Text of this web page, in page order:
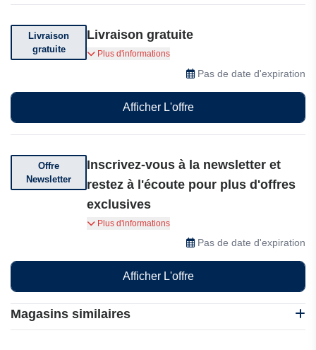
Magasins similaires
Livraison
gratuite
Livraison gratuite
Livraison gratuite sur votre commande.
Conditions générales applicables.
Plus d'informations
Pas de date d'expiration
Afficher L'offre
Offre
Newsletter
Inscrivez-vous à la newsletter et
restez à l'écoute pour plus d'offres
exclusives
Inscrivez-vous à la newsletter et restez à
l'écoute pour plus d'offres exclusives, de codes
promotionnels et d'accès anticipé aux versions
limitées, directement dans votre boîte de
réception.
Plus d'informations
Pas de date d'expiration
Afficher L'offre